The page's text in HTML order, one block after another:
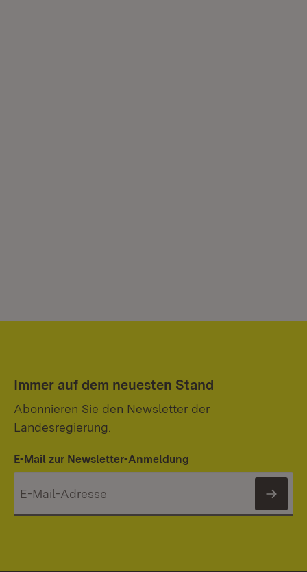
Immer auf dem neuesten Stand
Abonnieren Sie den Newsletter der
Landesregierung.
E-Mail zur Newsletter-Anmeldung